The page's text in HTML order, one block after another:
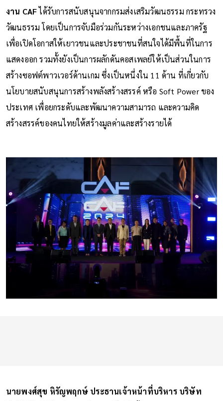
งาน CAFได้รับการสนับสนุนจากกรมส่งเสริมวัฒนธรรม กระทรวง
วัฒนธรรม โดยเป็นการจับมือร่วมกันระหว่างเอกชนและภาครัฐ
เพื่อเปิดโอกาสให้เยาวชนและประชาชนที่สนใจได้มีพื้นที่ในการ
แสดงออก รวมทั้งยังเป็นการผลักดันคอสเพลย์ให้เป็นส่วนในการ
สร้างซอฟต์พาวเวอร์ด้านเกม ซึ่งเป็นหนึ่งใน 11 ด้าน ที่เกี่ยวกับ
นโยบายสนับสนุนการสร้างพลังสร้างสรรค์ หรือ Soft Power ของ
ประเทศ เพื่อยกระดับและพัฒนาความสามารถ และความคิด
สร้างสรรค์ของคนไทยให้สร้างมูลค่าและสร้างรายได้
นายพงศ์สุข หิรัญพฤกษ์ ประธานเจ้าหน้าที่บริหาร บริษัท